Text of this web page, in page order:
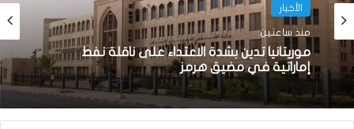
الأخبار
منذ ساعتين
موريتانيا تدين بشدة الاعتداء على ناقلة نفط
إماراتية في مضيق هرمز